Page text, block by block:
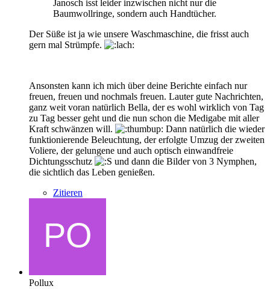
Janosch isst leider inzwischen nicht nur die
Baumwollringe, sondern auch Handtücher.
Der Süße ist ja wie unsere Waschmaschine, die frisst auch
gern mal Strümpfe.
Ansonsten kann ich mich über deine Berichte einfach nur
freuen, freuen und nochmals freuen. Lauter gute Nachrichten,
ganz weit voran natürlich Bella, der es wohl wirklich von Tag
zu Tag besser geht und die nun schon die Medigabe mit aller
Kraft schwänzen will.
Dann natürlich die wieder
funktionierende Beleuchtung, der erfolgte Umzug der zweiten
Voliere, der gelungene und auch optisch einwandfreie
Dichtungsschutz
und dann die Bilder von 3 Nymphen,
die sichtlich das Leben genießen.
Zitieren
Pollux